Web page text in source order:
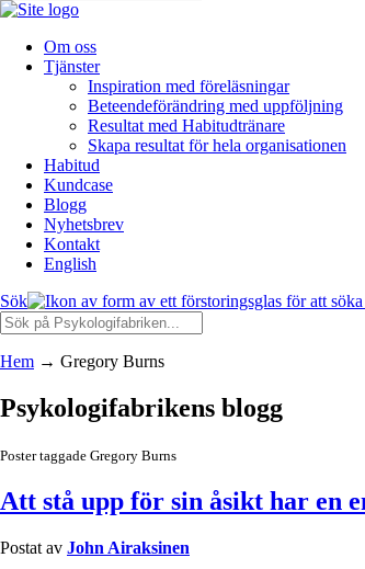
Om oss
Tjänster
Inspiration med föreläsningar
Beteendeförändring med uppföljning
Resultat med Habitudtränare
Skapa resultat för hela organisationen
Habitud
Kundcase
Blogg
Nyhetsbrev
Kontakt
English
Sök
Hem → Gregory Burns
Psykologifabrikens blogg
Poster taggade Gregory Burns
Att stå upp för sin åsikt har en
Postat av John Airaksinen